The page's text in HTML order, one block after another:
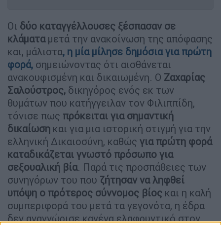
Οι δύο καταγγέλλουσες ξέσπασαν σε
κλάματαμετά την ανακοίνωση της απόφασης
και, μάλιστα, η μία μίλησε δημόσια για πρώτη
φορά, σημειώνοντας ότι αισθάνεται
ανακουφισμένη και δικαιωμένη. Ο Ζαχαρίας
Σαλούστρος, δικηγόρος ενός εκ των
θυμάτων που κατήγγειλαν τον Φιλιππίδη,
τόνισε πως πρόκειται για σημαντική
δικαίωση και για μια ιστορική στιγμή για την
ελληνική Δικαιοσύνη, καθώς για πρώτη φορά
καταδικάζεται γνωστό πρόσωπο για
σεξουαλική βία. Παρά τις προσπάθειες των
συνηγόρων του που ζήτησαν να ληφθεί
υπόψη ο πρότερος σύννομος βίος και η καλή
συμπεριφορά του μετά τα γεγονότα, η έδρα
δεν αναγνώρισε κανένα ελαφρυντικό στον